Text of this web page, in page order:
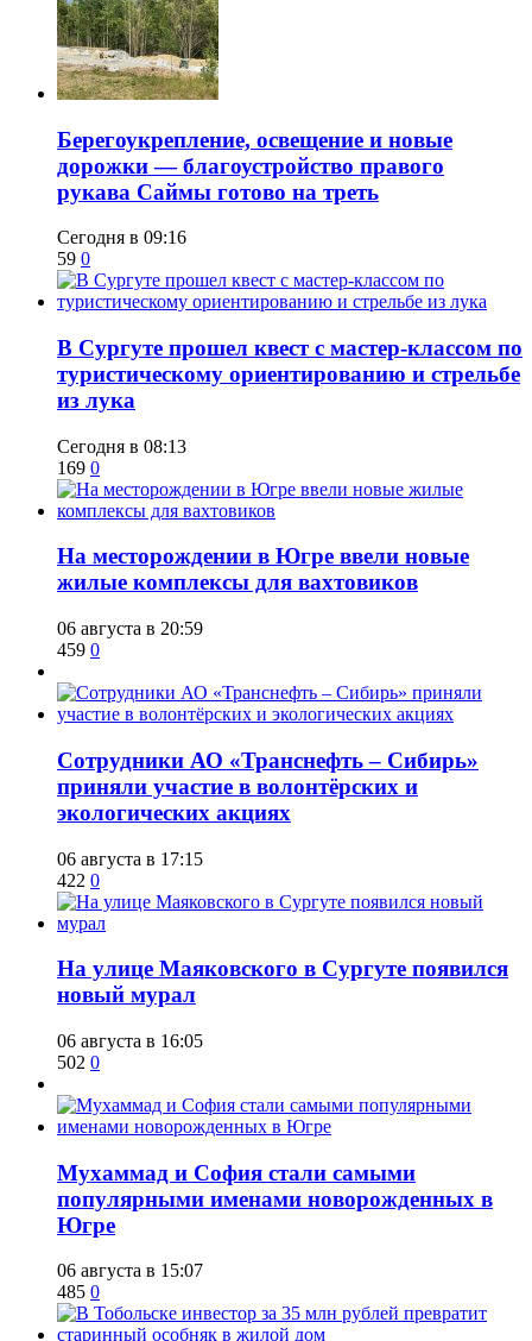
Берегоукрепление, освещение и новые
дорожки — благоустройство правого
рукава Саймы готово на треть
Сегодня в 09:16
59 0
В Сургуте прошел квест с мастер-классом по
туристическому ориентированию и стрельбе
из лука
Сегодня в 08:13
169 0
​На месторождении в Югре ввели новые
жилые комплексы для вахтовиков
06 августа в 20:59
459 0
Сотрудники АО «Транснефть – Сибирь»
приняли участие в волонтёрских и
экологических акциях
06 августа в 17:15
422 0
​На улице Маяковского в Сургуте появился
новый мурал
06 августа в 16:05
502 0
​Мухаммад и София стали самыми
популярными именами новорожденных в
Югре
06 августа в 15:07
485 0